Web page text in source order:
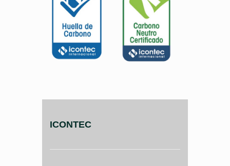
ICONTEC